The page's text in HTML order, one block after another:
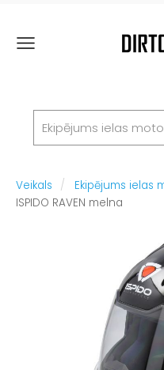
Ekipējums ielas
Veikals Ekipējums ielas
ISPIDO RAVEN melna